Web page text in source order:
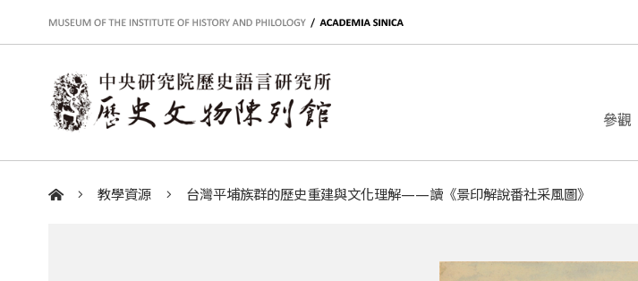
:::
參觀
教學資源 台灣平埔族群的歷史重建與文化理解——讀《景印解說番社采風圖》